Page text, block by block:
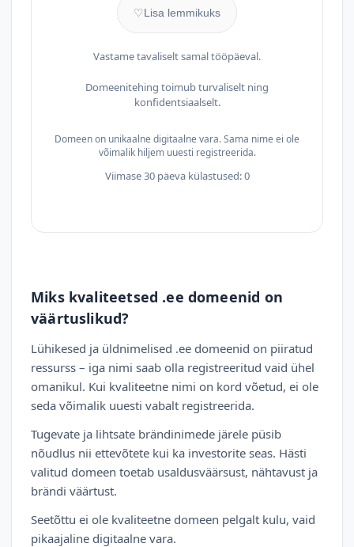
♡Lisa lemmikuks
Vastame tavaliselt samal tööpäeval.
Domeenitehing toimub turvaliselt ning
konfidentsiaalselt.
Domeen on unikaalne digitaalne vara. Sama nime ei ole
võimalik hiljem uuesti registreerida.
Viimase 30 päeva külastused: 0
Miks kvaliteetsed .ee domeenid on
väärtuslikud?
Lühikesed ja üldnimelised .ee domeenid on piiratud
ressurss – iga nimi saab olla registreeritud vaid ühel
omanikul. Kui kvaliteetne nimi on kord võetud, ei ole
seda võimalik uuesti vabalt registreerida.
Tugevate ja lihtsate brändinimede järele püsib
nõudlus nii ettevõtete kui ka investorite seas. Hästi
valitud domeen toetab usaldusväärsust, nähtavust ja
brändi väärtust.
Seetõttu ei ole kvaliteetne domeen pelgalt kulu, vaid
pikaajaline digitaalne vara.